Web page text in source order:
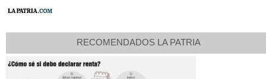
RECOMENDADOS LA PATRIA